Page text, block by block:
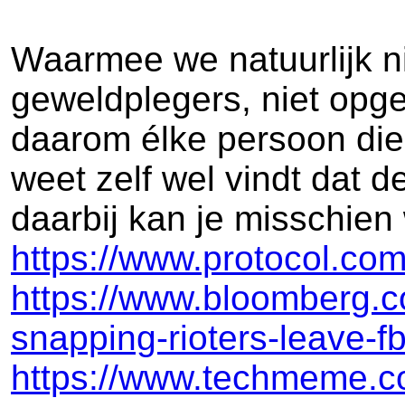
Waarmee we natuurlijk
geweldplegers, niet
daarom élke persoon
weet zelf wel vindt dat
daarbij kan je
https://
https://
snapping-rioters-leave-
https://